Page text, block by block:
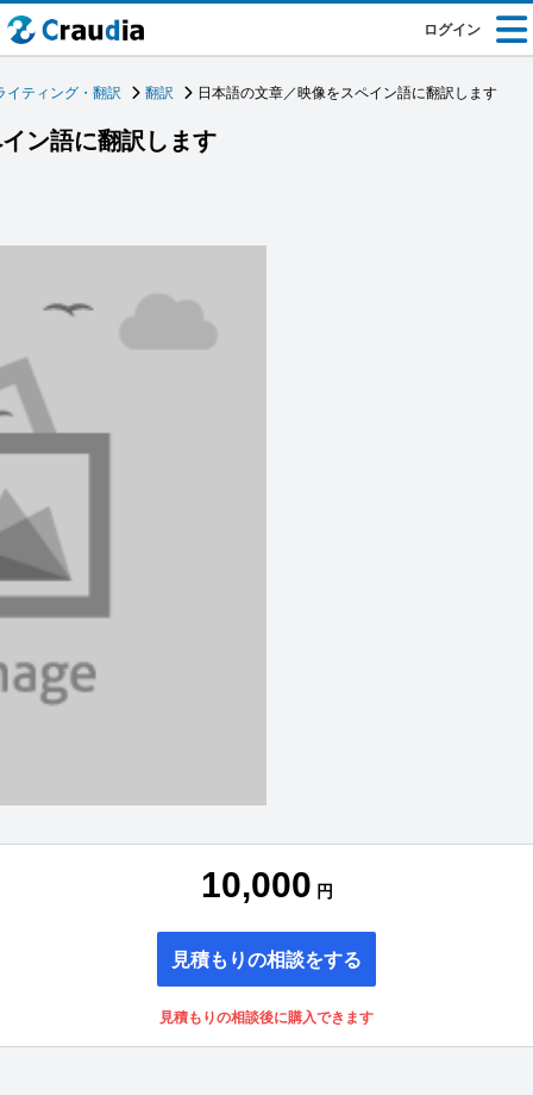
ログイン
イティング・翻訳 翻訳 日本語の文章／映像をスペイン語に翻訳します
ン語に翻訳します
10,000 円
見積もりの相談をする
見積もりの相談後に購入できます